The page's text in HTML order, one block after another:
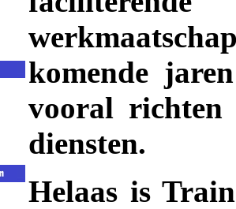
komende
vooral richten
diensten.
Helaas is